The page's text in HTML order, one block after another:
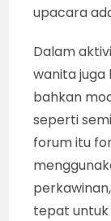
upacara
Dalam
wanita
bahkan
seperti
forum itu
tepat